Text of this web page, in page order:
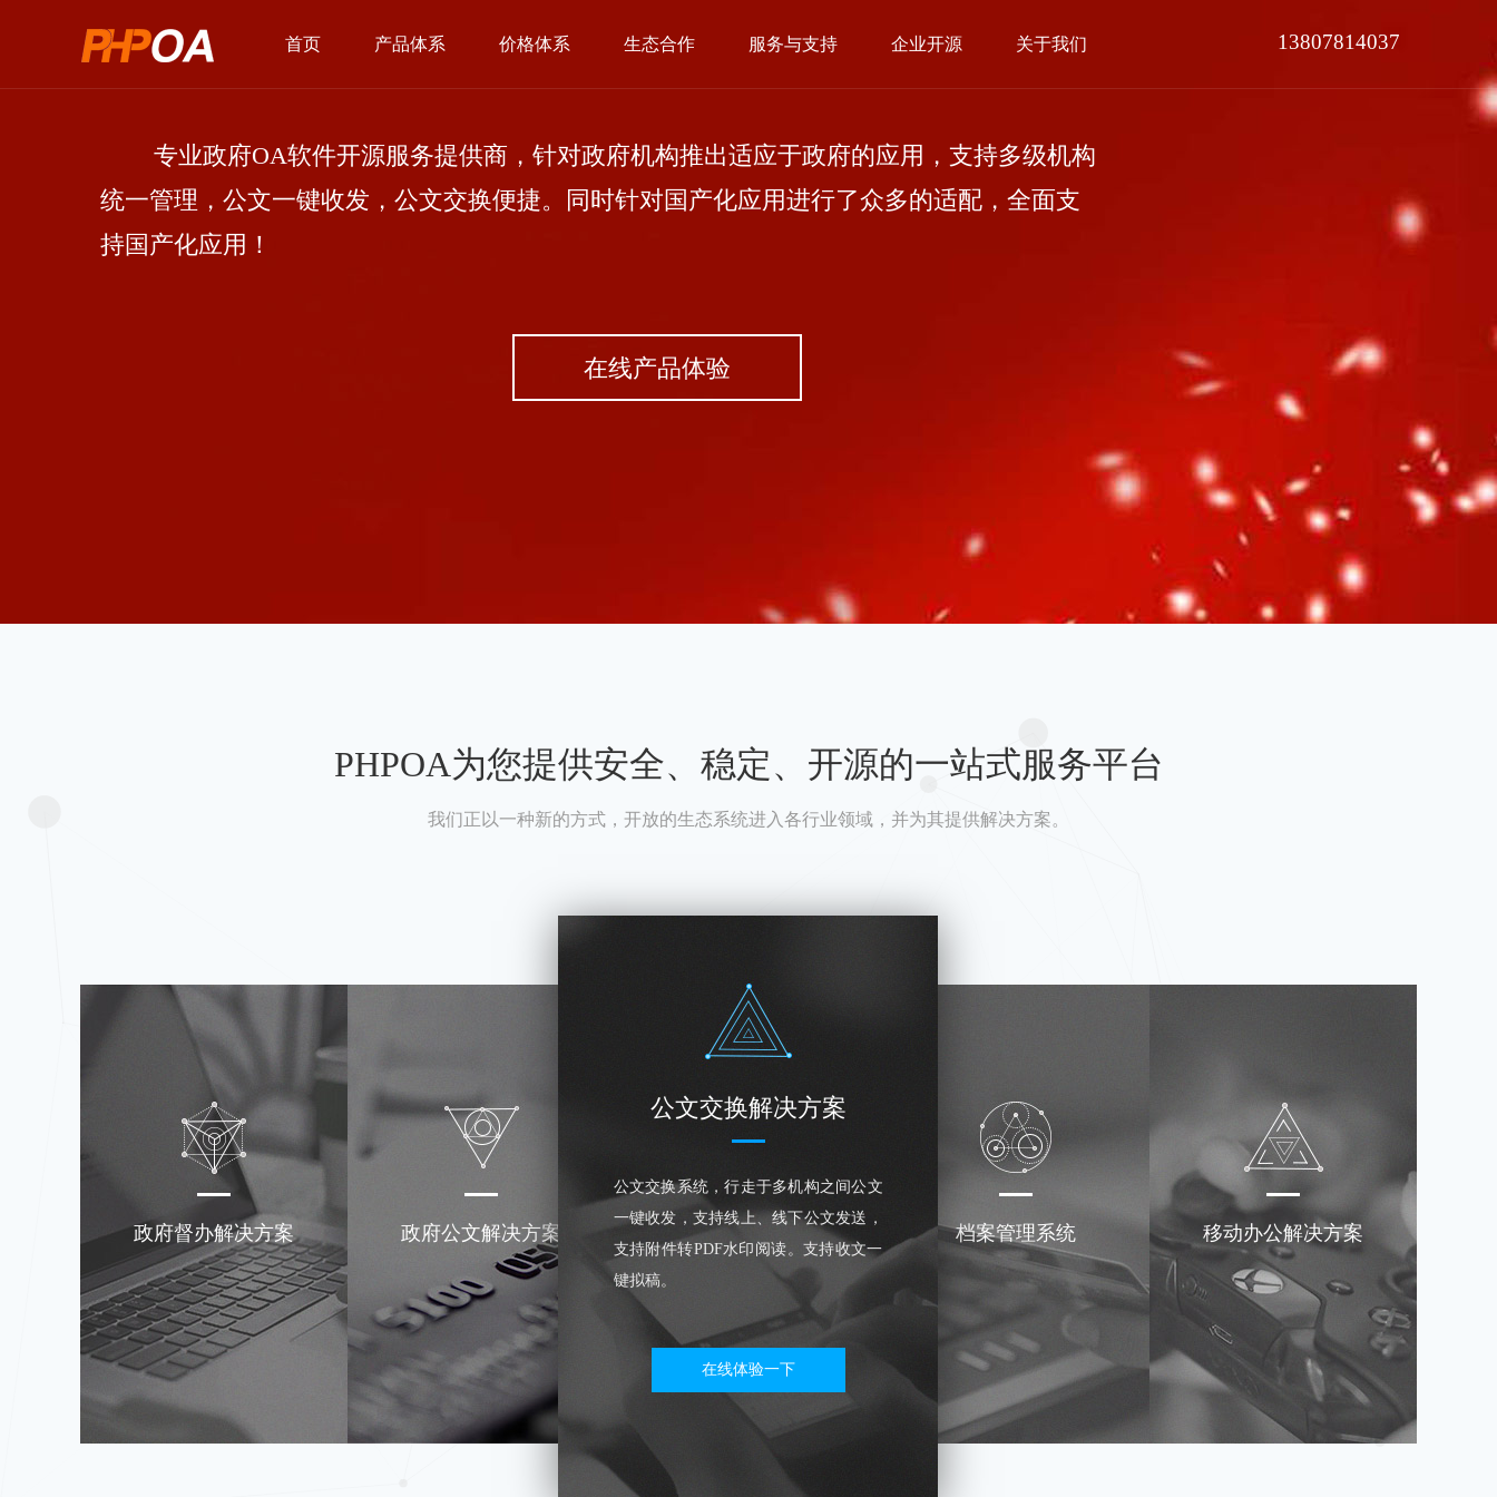
首页 产品体系 价格体系 生态合作 服务与支持 企业开源 关于我们 13807814037
专业政府OA软件开源服务提供商，针对政府机构推出适应于政府的应用，支持多级机构
统一管理，公文一键收发，公文交换便捷。同时针对国产化应用进行了众多的适配，全面支
持国产化应用！
在线产品体验
PHPOA为您提供安全、稳定、开源的一站式服务平台
我们正以一种新的方式，开放的生态系统进入各行业领域，并为其提供解决方案。
政府督办解决方案 政府公文解决方案
公文交换解决方案
公文交换系统，行走于多机构之间公文
一键收发，支持线上、线下公文发送，
支持附件转PDF水印阅读。支持收文一
键拟稿。
在线体验一下
档案管理系统 移动办公解决方案